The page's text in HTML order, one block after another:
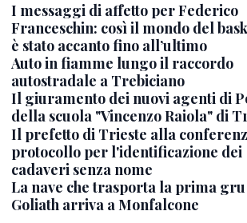
I messaggi di affetto per Federico
Franceschin: così il mondo del
è stato accanto fino all’ultimo
Auto in fiamme lungo il raccordo
autostradale a Trebiciano
Il giuramento dei nuovi agenti di
della scuola "Vincenzo Raiola" di
Il prefetto di Trieste alla
protocollo per l'identificazione dei
cadaveri senza nome
La nave che trasporta la prima gru
Goliath arriva a Monfalcone